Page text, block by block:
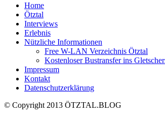
Home
Ötztal
Interviews
Erlebnis
Nützliche Informationen
Free W-LAN Verzeichnis Ötztal
Kostenloser Bustransfer ins
Impressum
Kontakt
Datenschutzerklärung
© Copyright 2013 ÖTZTAL.BLOG